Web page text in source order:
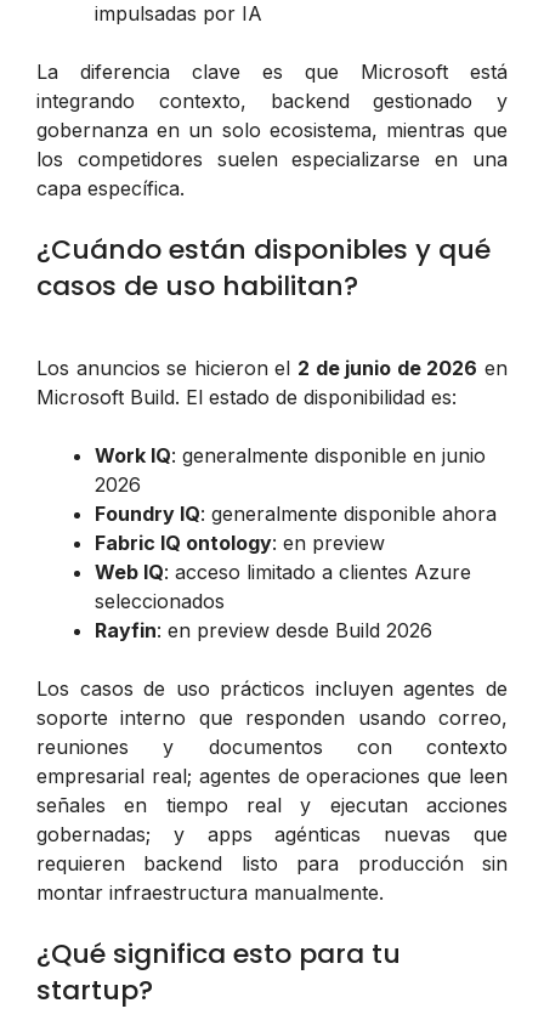
impulsadas por IA
La diferencia clave es que Microsoft está
integrando contexto, backend gestionado y
gobernanza en un solo ecosistema, mientras que
los competidores suelen especializarse en una
capa específica.
¿Cuándo están disponibles y qué
casos de uso habilitan?
Los anuncios se hicieron el 2 de junio de 2026 en
Microsoft Build. El estado de disponibilidad es:
Work IQ: generalmente disponible en junio
2026
Foundry IQ: generalmente disponible ahora
Fabric IQ ontology: en preview
Web IQ: acceso limitado a clientes Azure
seleccionados
Rayfin: en preview desde Build 2026
Los casos de uso prácticos incluyen agentes de
soporte interno que responden usando correo,
reuniones y documentos con contexto
empresarial real; agentes de operaciones que leen
señales en tiempo real y ejecutan acciones
gobernadas; y apps agénticas nuevas que
requieren backend listo para producción sin
montar infraestructura manualmente.
¿Qué significa esto para tu
startup?